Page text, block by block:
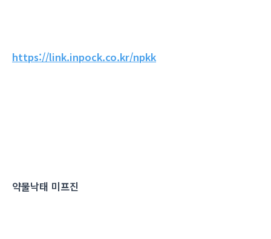
https://link.inpock.co.kr/npkk
약물낙태 미프진